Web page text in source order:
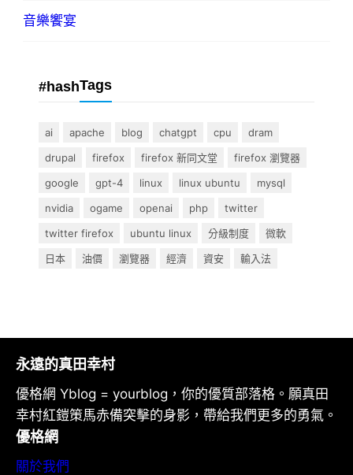
音樂饗宴
#hashTags
ai apache blog chatgpt cpu
dram
drupal
firefox firefox 新同文堂
firefox 瀏覽器
google
gpt-4 linux linux ubuntu
mysql
nvidia
ogame openai php
twitter
twitter firefox
ubuntu linux 分級制度
微軟
日本
油價 瀏覽器 經濟 資安 輸入法
永遠的真田幸村
優格網 Yblog = yourblog，你的優質部落格。願真田
幸村紅鎧策馬赤備突擊的身影，帶給我們更多的勇氣。
優格網
關於我們